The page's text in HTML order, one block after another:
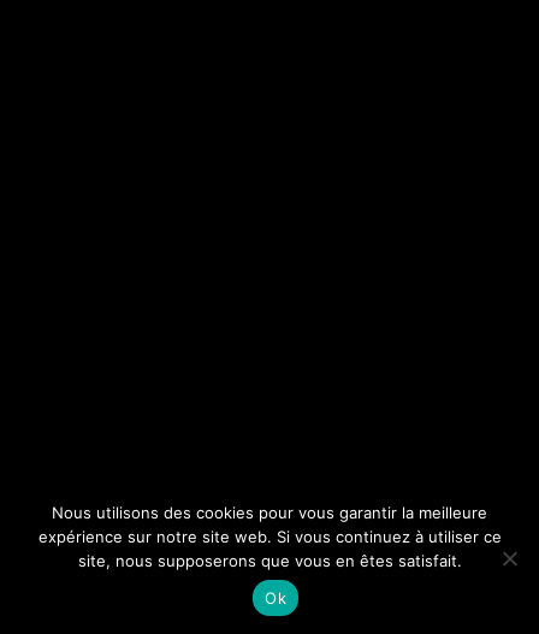
Nous utilisons des cookies pour vous garantir la meilleure
expérience sur notre site web. Si vous continuez à utiliser ce
site, nous supposerons que vous en êtes satisfait.
Ok